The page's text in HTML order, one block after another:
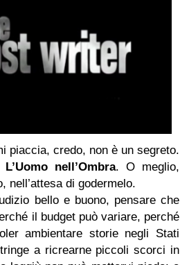
piaccia, credo, non è un segreto.
L’Uomo nell’Ombra. O meglio,
nell’attesa di godermelo.
bello e buono, pensare che
il budget può variare, perché
ambientare storie negli Stati
a ricrearne piccoli scorci in